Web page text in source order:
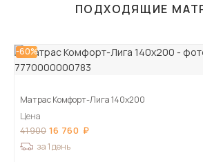
ПОДХОДЯЩИЕ
-60%
Матрас Комфорт-Лига 140х200
Цена
41 900 16 760
за 1 день